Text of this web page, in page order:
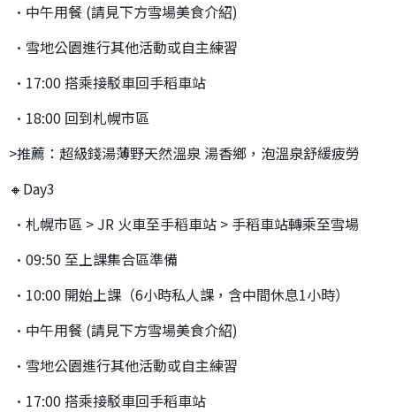
•中午用餐 (請見下方雪場美食介紹)
•雪地公園進行其他活動或自主練習
•17:00 搭乘接駁車回手稻車站
•18:00 回到札幌市區
>推薦：超級錢湯薄野天然溫泉 湯香鄉，泡溫泉舒緩疲勞
🔸Day3
•札幌市區 > JR 火車至手稻車站 > 手稻車站轉乘至雪場
•09:50 至上課集合區準備
•10:00 開始上課（6小時私人課，含中間休息1小時）
•中午用餐 (請見下方雪場美食介紹)
•雪地公園進行其他活動或自主練習
•17:00 搭乘接駁車回手稻車站